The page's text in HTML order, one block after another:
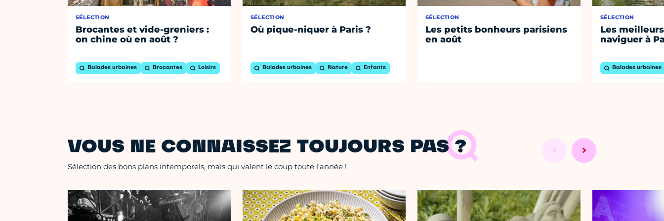
SÉLECTION
Brocantes et vide-greniers :
on chine où en août ?
Balades urbaines Brocantes Loisirs
SÉLECTION
Où pique-niquer à Paris ?
Balades urbaines Nature Enfants
SÉLECTION
Les petits bonheurs parisiens
en août
SÉLECTION
Les
naviguer à
Balades urbaines
VOUS NE CONNAISSEZ TOUJOURS PAS ?
Sélection des bons plans intemporels, mais qui valent le coup toute l'année !